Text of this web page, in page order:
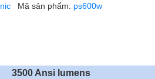
Mã sản phẩm: ps600w
3500 Ansi lumens